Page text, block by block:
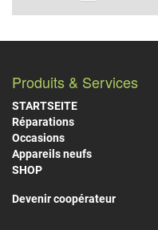
Produits & Services
STARTSEITE
Réparations
Occasions
Appareils neufs
SHOP
Devenir coopérateur